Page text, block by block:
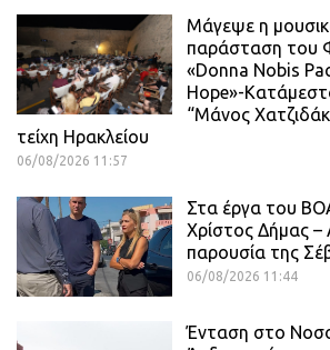
Μάγεψε η
παράσταση του
«Donna Nobis
Hope»-
“Μάνος
τείχη Ηρακλείου
06/08/2026 11:57
Στα έργα του
Χρίστος Δήμας
παρουσία της
06/08/2026 11:44
Ένταση στο